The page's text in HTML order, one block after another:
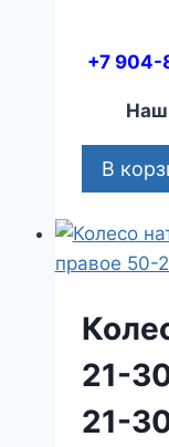
+7 904-
В
21-
21-